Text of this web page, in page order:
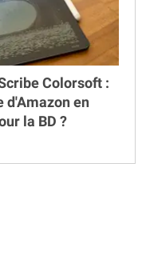
Colorsoft :
d'Amazon en
la BD ?